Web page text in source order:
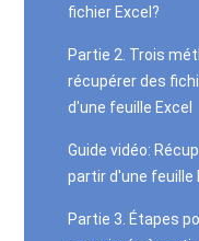
fichier Excel?
Partie 2. Trois
récupérer des
d'une feuille Excel
Guide vidéo:
partir d'une feuille
Partie 3. Étapes